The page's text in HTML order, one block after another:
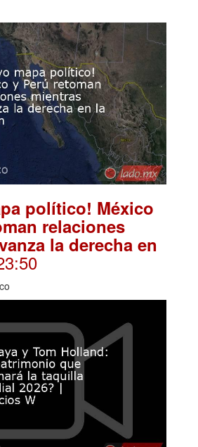
político! México
relaciones
la derecha en